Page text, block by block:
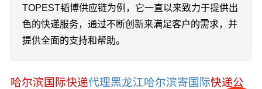
TOPEST韬博供应链为例，它一直以来致力于提供出
色的快递服务，通过不断创新来满足客户的需求，并
提供全面的支持和帮助。
哈尔滨国际快递代理黑龙江哈尔滨寄国际快递公